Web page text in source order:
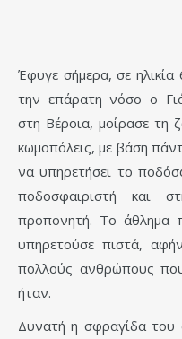
Έφυγε σήμερα, σε
την επάρατη νόσο ο
στη Βέροια, μοίρασε τη
κωμοπόλεις, με βάση
να υπηρετήσει το
ποδοσφαιριστή και
προπονητή. Το άθλημα
υπηρετούσε πιστά,
πολλούς ανθρώπους
ήταν.
Δυνατή η σφραγίδα του